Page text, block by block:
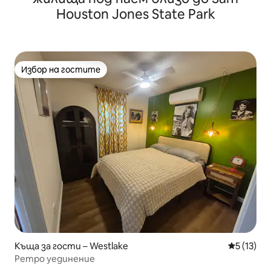
Houston Jones State Park
Избор на гостите
Избор на гостите
Къща за гости – Westlake Средна
5 (13)
Ретро уединение